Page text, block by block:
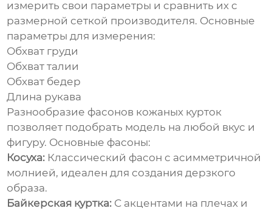
измерить свои параметры и сравнить их с
размерной сеткой производителя. Основные
параметры для измерения:
Обхват груди
Обхват талии
Обхват бедер
Длина рукава
Разнообразие фасонов кожаных курток
позволяет подобрать модель на любой вкус и
фигуру. Основные фасоны:
Косуха: Классический фасон с асимметричной
молнией, идеален для создания дерзкого
образа.
Байкерская куртка: С акцентами на плечах и